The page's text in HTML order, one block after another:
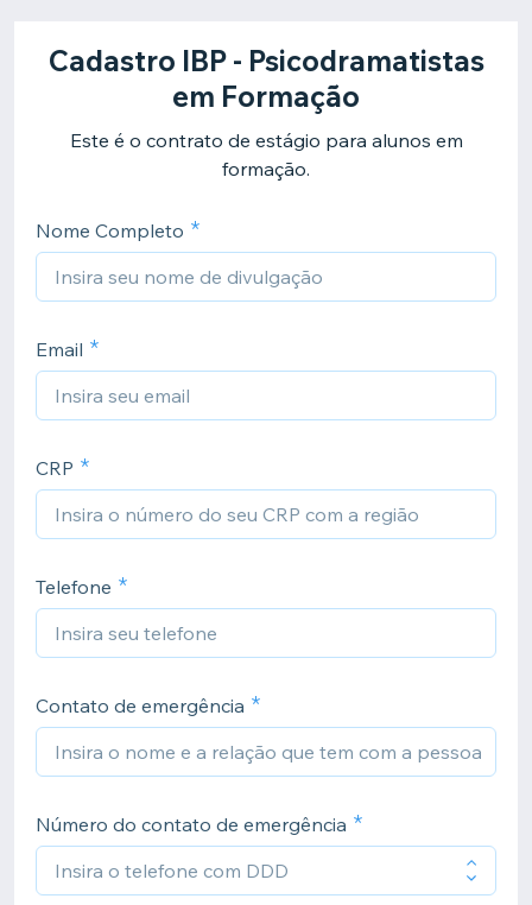
Cadastro IBP - Psicodramatistas
em Formação
Este é o contrato de estágio para alunos em
formação.
Nome Completo
Email
CRP
Telefone
Contato de emergência
Número do contato de emergência